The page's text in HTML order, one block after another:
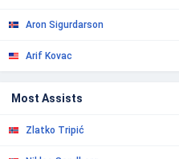
Aron Sigurdarson
Arif Kovac
Most Assists
Zlatko Tripić